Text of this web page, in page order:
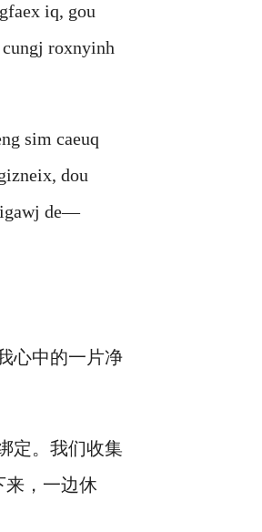
iq, gou
roxnyinh
sim caeuq
dou
de—
心中的一片净
定。我们收集
来，一边休